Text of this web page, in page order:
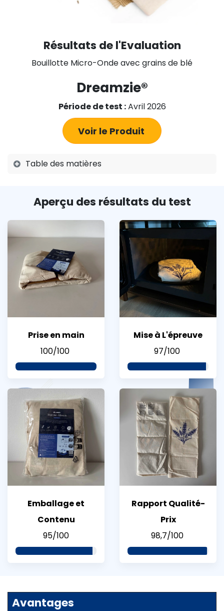
Résultats de l'Evaluation
Bouillotte Micro-Onde avec grains de blé
Dreamzie®
Période de test :Avril 2026
Voir le Produit
Table des matières
Aperçu des résultats du test
Prise en main
100/100
Mise à L'épreuve
97/100
Rapport Qualité-
Prix
98,7/100
Emballage et
Contenu
95/100
Avantages